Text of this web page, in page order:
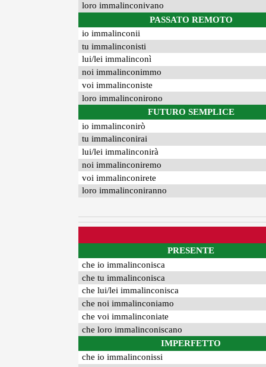
loro immalinconivano
PASSATO REMOTO
io immalinconii
tu immalinconisti
lui/lei immalinconì
noi immalinconimmo
voi immalinconiste
loro immalinconirono
FUTURO SEMPLICE
io immalinconirò
tu immalinconirai
lui/lei immalinconirà
noi immalinconiremo
voi immalinconirete
loro immalinconiranno
PRESENTE
che io immalinconisca
che tu immalinconisca
che lui/lei immalinconisca
che noi immalinconiamo
che voi immalinconiate
che loro immalinconiscano
IMPERFETTO
che io immalinconissi